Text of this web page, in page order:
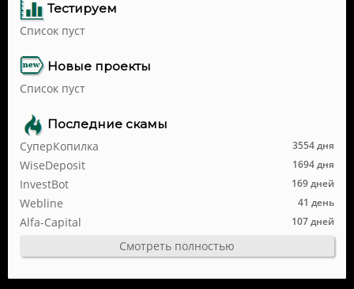
Тестируем
Список пуст
Новые проекты
Список пуст
Последние скамы
3554 дня
СуперКопилка
1694 дня
WiseDeposit
169 дней
InvestBot
41 день
Webline
107 дней
Alfa-Capital
Смотреть полностью